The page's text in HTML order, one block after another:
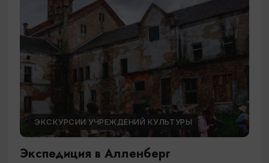
ЭКСКУРСИИ УЧРЕЖДЕНИЙ КУЛЬТУРЫ
Экспедиция в Алленберг